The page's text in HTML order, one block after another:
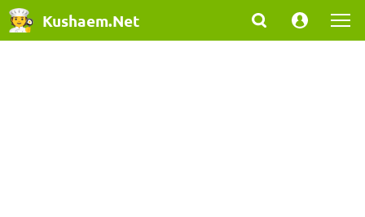
Kushaem.Net